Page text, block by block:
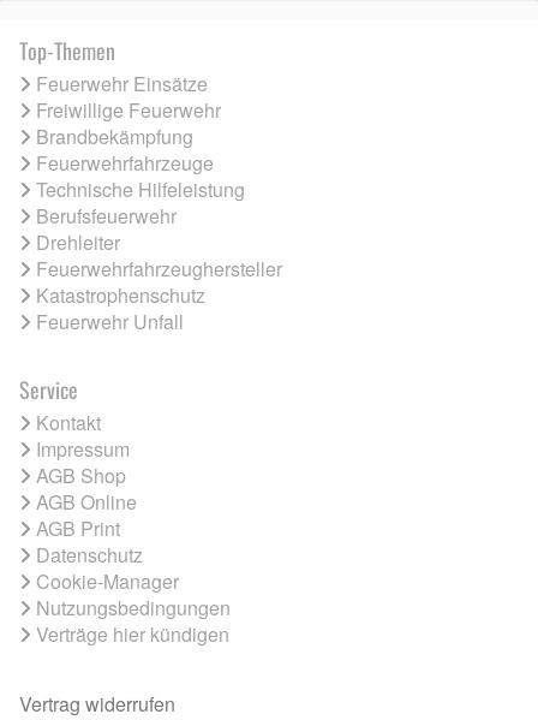
Top-Themen
Feuerwehr Einsätze
Freiwillige Feuerwehr
Brandbekämpfung
Feuerwehrfahrzeuge
Technische Hilfeleistung
Berufsfeuerwehr
Drehleiter
Feuerwehrfahrzeughersteller
Katastrophenschutz
Feuerwehr Unfall
Service
Kontakt
Impressum
AGB Shop
AGB Online
AGB Print
Datenschutz
Cookie-Manager
Nutzungsbedingungen
Verträge hier kündigen
Vertrag widerrufen